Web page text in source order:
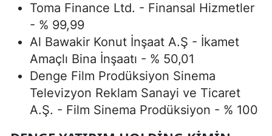
Toma Finance Ltd. - Finansal Hizmetler
- % 99,99
Al Bawakir Konut İnşaat A.Ş - İkamet
Amaçlı Bina İnşaatı - % 50,01
Denge Film Prodüksiyon Sinema
Televizyon Reklam Sanayi ve Ticaret
A.Ş. - Film Sinema Prodüksiyon - % 100